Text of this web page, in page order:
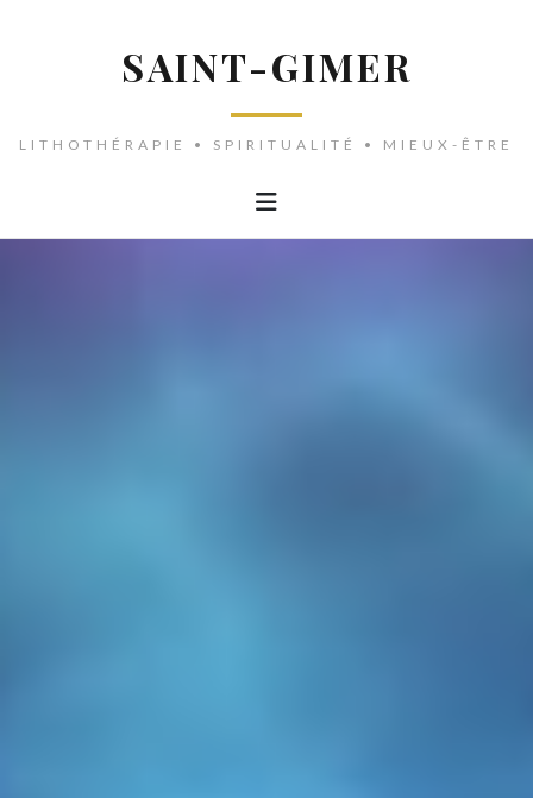
SAINT-GIMER
LITHOTHÉRAPIE • SPIRITUALITÉ • MIEUX-ÊTRE